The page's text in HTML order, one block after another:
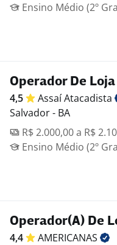
Ensino Médio (2º
Operador De
4,5 AssaíAtacadista
Salvador - BA
R$ 2.000,00 a R$
Ensino Médio (2º
Operador(A) De
4,4
AMERICANAS